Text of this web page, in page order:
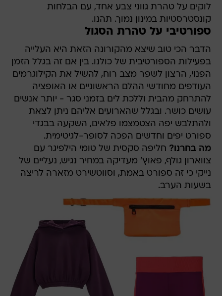
לוקים על טהרת גווני צבע אחד, עם הבלחות
קונסטרסטיות במינון נמוך. תהנו.
ספורטיבי על טהרת הסגול
הדבר הכי טוב שיצא מהקורונה הזאת היא העלייה
בפעילות הספורטיבית של כולנו. בין אם זה בגלל הזמן
הפנוי, הרצון לשפר מצב רוח, להשיל את הקילוגרמים
העודפים מחודשי ההלם הראשוניים או האופציה
להתרחק מהבית וללכת לים בזמני סגר - יותר אנשים
עושים כושר. ובגלל שהארועים אליהם ניתן לצאת
ולהתלבש יפה הצטמצמו פלאים, השקעה בבגדי
ספורט יפים וחדשים הפכה לסופר-לגיטימית.
מה בחרנו? חליפה סקסית של טומי הילפיגר עם
צווארון גולף, פאוץ' מעדיקה במחיר נגיש, נעליים של
נייקי כי זה ספורט באמת, וסווטשירט מזארה לריצה
בשעות הערב.